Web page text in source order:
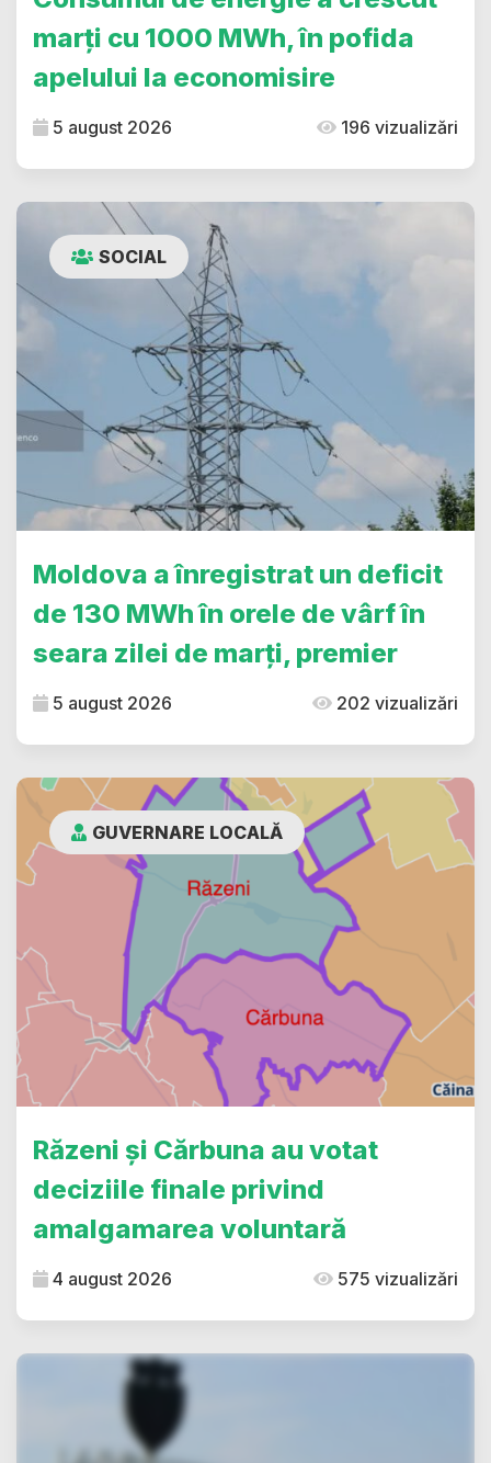
marți cu 1000 MWh, în pofida
apelului la economisire
5 august 2026 196 vizualizări
SOCIAL
Moldova a înregistrat un deficit
de 130 MWh în orele de vârf în
seara zilei de marți, premier
5 august 2026 202 vizualizări
GUVERNARE LOCALĂ
Răzeni și Cărbuna au votat
deciziile finale privind
amalgamarea voluntară
4 august 2026 575 vizualizări